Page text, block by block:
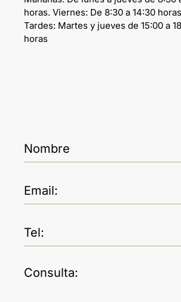
horas. Viernes: De 8:30 a 14:30 horas
Tardes: Martes y jueves de 15:00 a
horas